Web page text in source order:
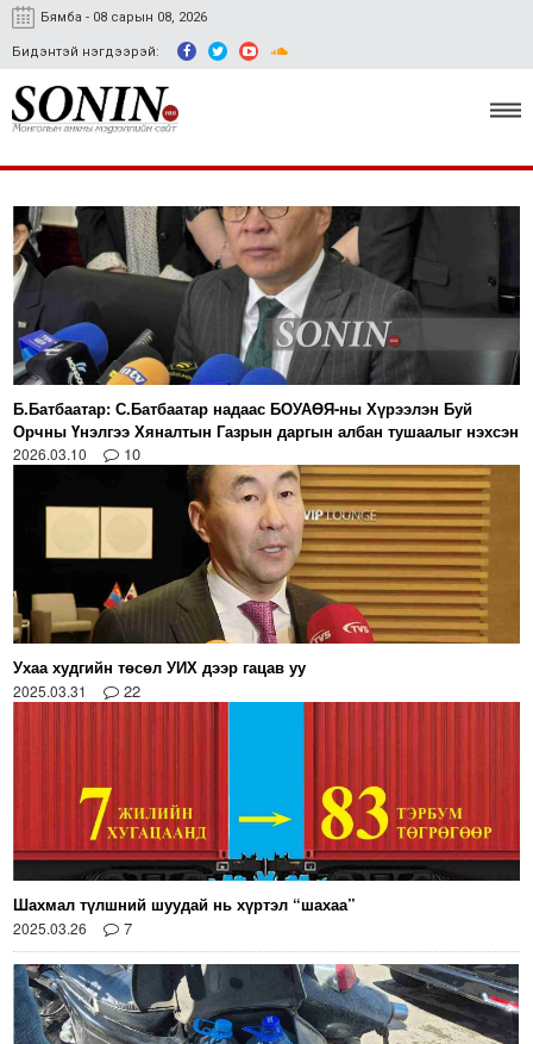
Бямба - 08 сарын 08, 2026
Бидэнтэй нэгдээрэй:
Улс төр, эдийн засаг
Гэмт хэрэг
Нийгэм, соёл
Спорт
Easy news
Б.Батбаатар: С.Батбаатар надаас БОУАӨЯ-ны Хүрээлэн Буй
Орчны Үнэлгээ Хяналтын Газрын даргын албан тушаалыг нэхсэн
2026.03.10 10
Ухаа худгийн төсөл УИХ дээр гацав уу
2025.03.31 22
Шахмал түлшний шуудай нь хүртэл “шахаа”
2025.03.26 7